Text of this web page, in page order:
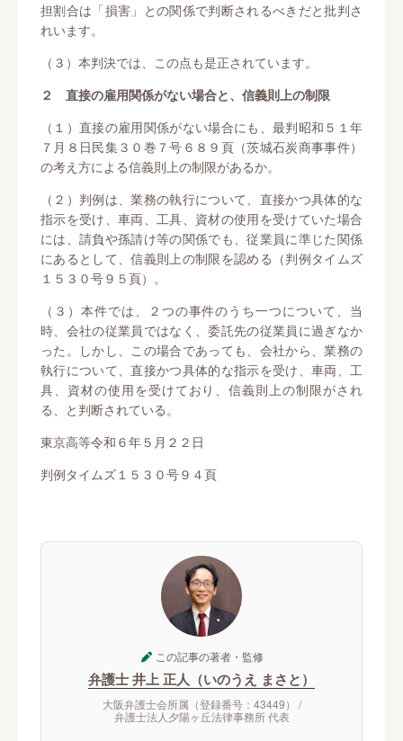
担割合は「損害」との関係で判断されるべきだと批判さ
れいます。
（３）本判決では、この点も是正されています。
２ 直接の雇用関係がない場合と、信義則上の制限
（１）直接の雇用関係がない場合にも、最判昭和５１年
７月８日民集３０巻７号６８９頁（茨城石炭商事事件）
の考え方による信義則上の制限があるか。
（２）判例は、業務の執行について、直接かつ具体的な
指示を受け、車両、工具、資材の使用を受けていた場合
には、請負や孫請け等の関係でも、従業員に準じた関係
にあるとして、信義則上の制限を認める（判例タイムズ
１５３０号９５頁）。
（３）本件では、２つの事件のうち一つについて、当
時、会社の従業員ではなく、委託先の従業員に過ぎなか
った。しかし、この場合であっても、会社から、業務の
執行について、直接かつ具体的な指示を受け、車両、工
具、資材の使用を受けており、信義則上の制限がされ
る、と判断されている。
東京高等令和６年５月２２日
判例タイムズ１５３０号９４頁
この記事の著者・監修
弁護士 井上 正人（いのうえ まさと）
大阪弁護士会所属（登録番号：43449） /
弁護士法人夕陽ヶ丘法律事務所 代表